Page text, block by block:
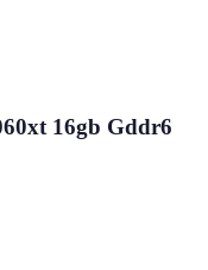
16gb Gddr6